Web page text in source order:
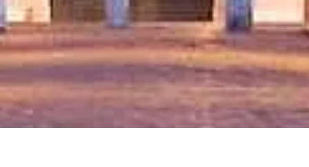
Gemaakt met ❤️ voor reizigers en geschiedenisliefhebbers
wereldwijd, door iemand zoals zij.
Je persoonlijke gids voor Castel Sant'Angelo. Vraag me alles over
tickets, openingstijden en meer!